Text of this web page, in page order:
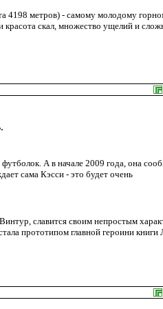
4198 метров) - самому молодому
красота скал, множество ущелий и
А в начале 2009 года, она
сама Кэсси - это будет очень
славится своим непростым
прототипом главной героини книги